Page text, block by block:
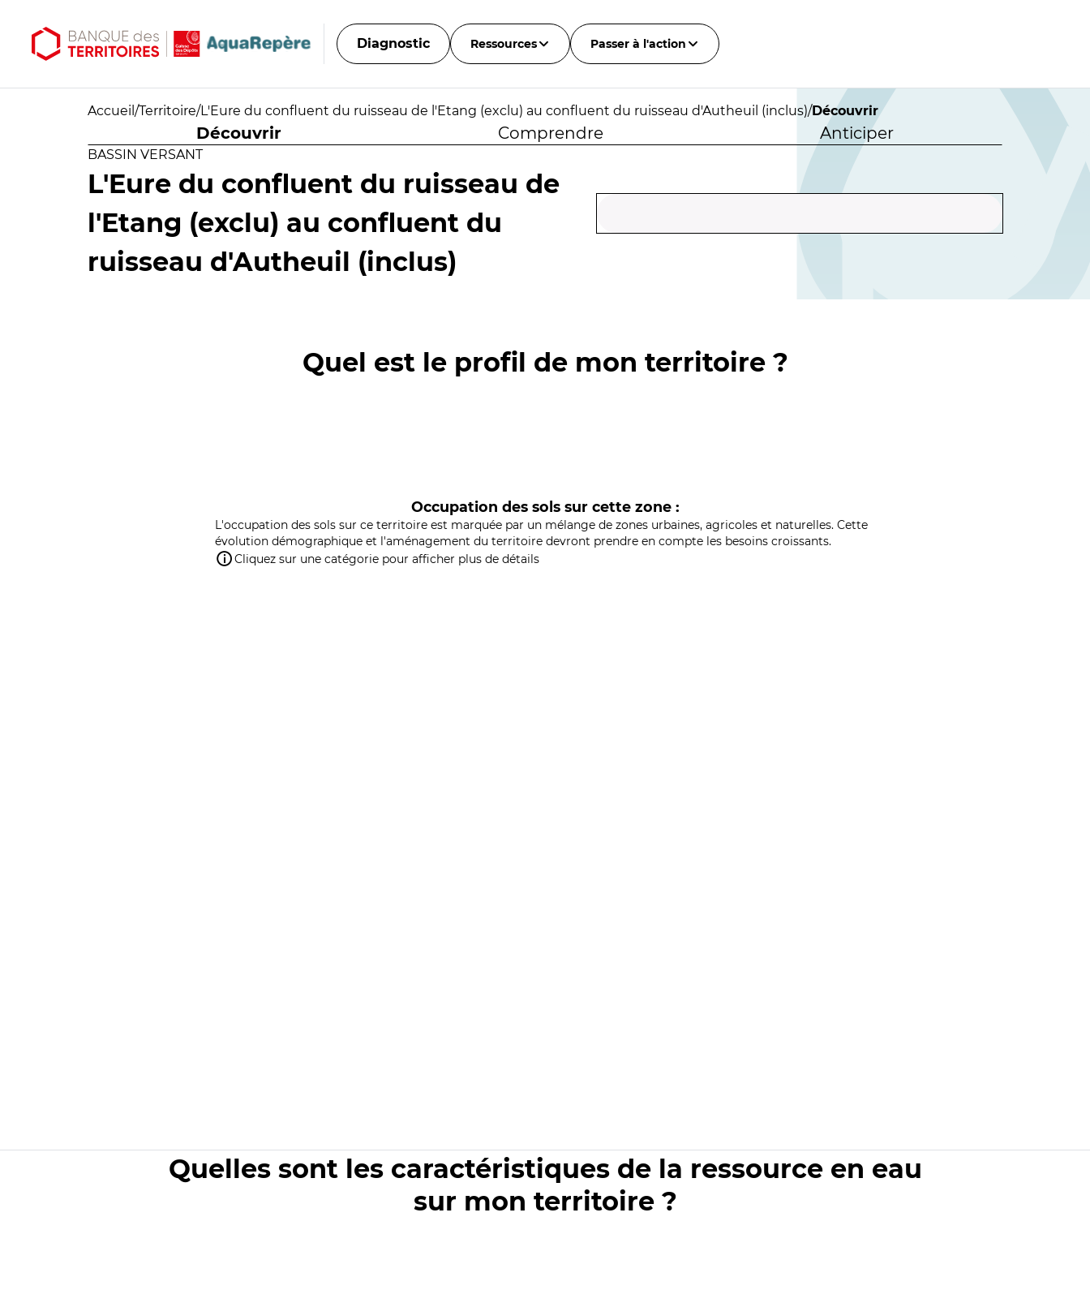
Diagnostic Ressources Passer à l'action
Accueil /Territoire/L'Eure du confluent du ruisseau de l'Etang (exclu) au confluent du ruisseau d'Autheuil (inclus)/Découvrir
Découvrir Comprendre Anticiper
BASSIN VERSANT
L'Eure du confluent du ruisseau de
l'Etang (exclu) au confluent du
ruisseau d'Autheuil (inclus)
Quel est le profil de mon territoire ?
Occupation des sols sur cette zone :
L'occupation des sols sur ce territoire est marquée par un mélange de zones urbaines, agricoles et naturelles. Cette
évolution démographique et l'aménagement du territoire devront prendre en compte les besoins croissants.
Cliquez sur une catégorie pour afficher plus de détails
Quelles sont les caractéristiques de la ressource en eau
sur mon territoire ?